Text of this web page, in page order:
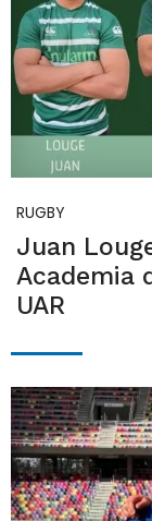
RUGBY
Juan
Academia
UAR